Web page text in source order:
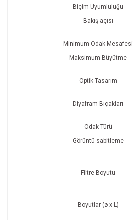
Biçim Uyumluluğu
Bakış açısı
Minimum Odak Mesafesi
Maksimum Büyütme
Optik Tasarım
Diyafram Bıçakları
Odak Türü
Görüntü sabitleme
Filtre Boyutu
Boyutlar (ø x L)